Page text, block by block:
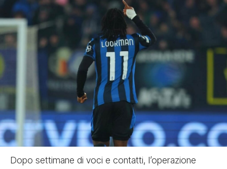
Dopo settimane di voci e contatti, l’operazione